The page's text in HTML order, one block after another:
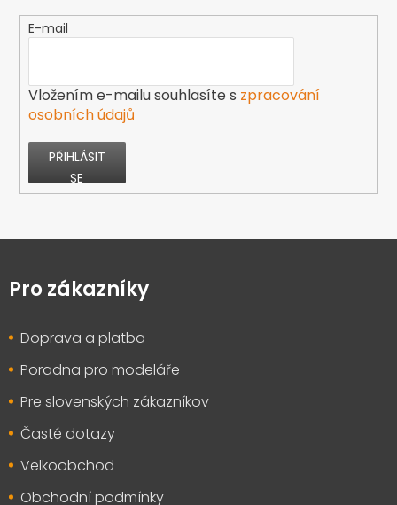
E-mail
Vložením e-mailu souhlasíte s zpracování
osobních údajů
PŘIHLÁSIT
SE
Z
pPro zákazníky
Doprava a platba
Poradna pro modeláře
Pre slovenských zákazníkov
Časté dotazy
Velkoobchod
Obchodní podmínky